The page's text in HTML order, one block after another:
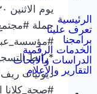
الرئيسية
تعرف علينا
برامجنا
الخدمات الرقمية
الدراسات والابحاث
التقارير والإعلام
حملة
#صحة_كلانا